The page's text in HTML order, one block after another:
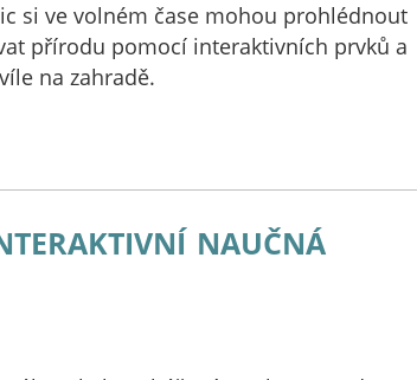
si ve volném čase mohou prohlédnout
přírodu pomocí interaktivních prvků a
na zahradě.
naučná